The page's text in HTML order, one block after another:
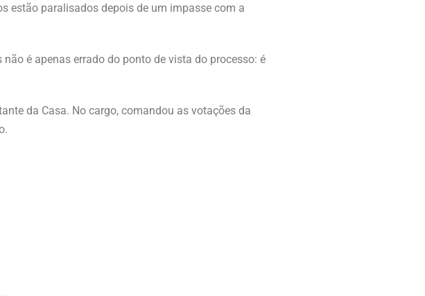
estão paralisados depois de um impasse com a
é apenas errado do ponto de vista do processo: é
da Casa. No cargo, comandou as votações da